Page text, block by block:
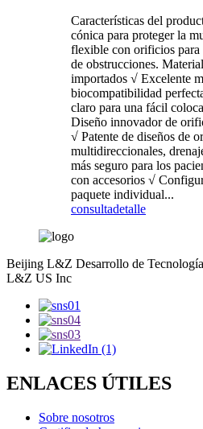
Características del
cónica para proteger la
flexible con orificios para
de obstrucciones.
importados √ Excelente
biocompatibilidad
claro para una fácil
Diseño innovador de
√ Patente de diseños de
multidireccionales,
más seguro para los
con accesorios √
paquete individual...
consultadetalle
Beijing L&Z Desarrollo de
L&Z US Inc
ENLACES ÚTILES
Sobre nosotros